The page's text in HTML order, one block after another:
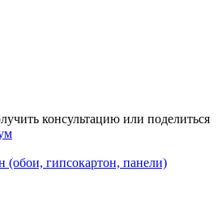
консультацию или поделиться
(обои, гипсокартон, панели)